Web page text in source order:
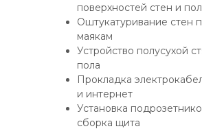
поверхностей стен и
Оштукатуривание стен
маякам
Устройство полусухой
пола
Прокладка
и интернет
Установка
сборка щита